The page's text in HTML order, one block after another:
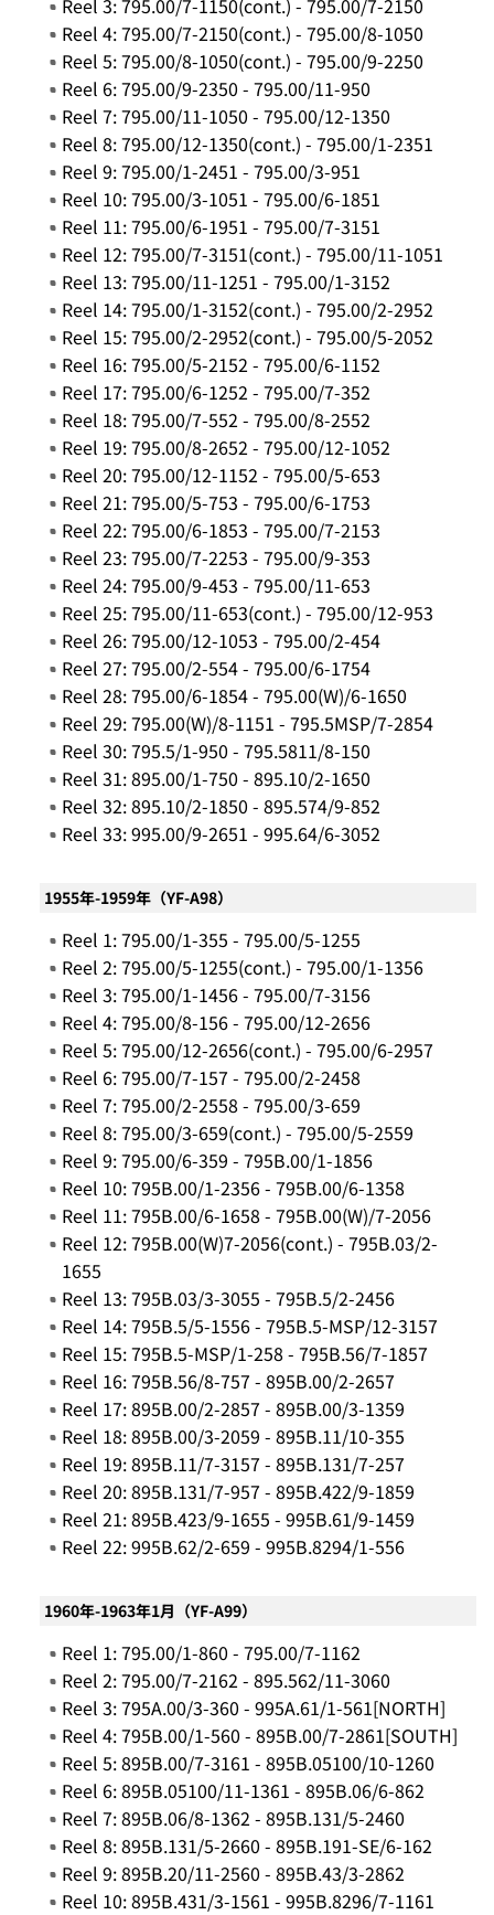
Reel 3: 795.00/7-1150(cont.) - 795.00/7-2150
Reel 4: 795.00/7-2150(cont.) - 795.00/8-1050
Reel 5: 795.00/8-1050(cont.) - 795.00/9-2250
Reel 6: 795.00/9-2350 - 795.00/11-950
Reel 7: 795.00/11-1050 - 795.00/12-1350
Reel 8: 795.00/12-1350(cont.) - 795.00/1-2351
Reel 9: 795.00/1-2451 - 795.00/3-951
Reel 10: 795.00/3-1051 - 795.00/6-1851
Reel 11: 795.00/6-1951 - 795.00/7-3151
Reel 12: 795.00/7-3151(cont.) - 795.00/11-1051
Reel 13: 795.00/11-1251 - 795.00/1-3152
Reel 14: 795.00/1-3152(cont.) - 795.00/2-2952
Reel 15: 795.00/2-2952(cont.) - 795.00/5-2052
Reel 16: 795.00/5-2152 - 795.00/6-1152
Reel 17: 795.00/6-1252 - 795.00/7-352
Reel 18: 795.00/7-552 - 795.00/8-2552
Reel 19: 795.00/8-2652 - 795.00/12-1052
Reel 20: 795.00/12-1152 - 795.00/5-653
Reel 21: 795.00/5-753 - 795.00/6-1753
Reel 22: 795.00/6-1853 - 795.00/7-2153
Reel 23: 795.00/7-2253 - 795.00/9-353
Reel 24: 795.00/9-453 - 795.00/11-653
Reel 25: 795.00/11-653(cont.) - 795.00/12-953
Reel 26: 795.00/12-1053 - 795.00/2-454
Reel 27: 795.00/2-554 - 795.00/6-1754
Reel 28: 795.00/6-1854 - 795.00(W)/6-1650
Reel 29: 795.00(W)/8-1151 - 795.5MSP/7-2854
Reel 30: 795.5/1-950 - 795.5811/8-150
Reel 31: 895.00/1-750 - 895.10/2-1650
Reel 32: 895.10/2-1850 - 895.574/9-852
Reel 33: 995.00/9-2651 - 995.64/6-3052
1955年-1959年（YF-A98）
Reel 1: 795.00/1-355 - 795.00/5-1255
Reel 2: 795.00/5-1255(cont.) - 795.00/1-1356
Reel 3: 795.00/1-1456 - 795.00/7-3156
Reel 4: 795.00/8-156 - 795.00/12-2656
Reel 5: 795.00/12-2656(cont.) - 795.00/6-2957
Reel 6: 795.00/7-157 - 795.00/2-2458
Reel 7: 795.00/2-2558 - 795.00/3-659
Reel 8: 795.00/3-659(cont.) - 795.00/5-2559
Reel 9: 795.00/6-359 - 795B.00/1-1856
Reel 10: 795B.00/1-2356 - 795B.00/6-1358
Reel 11: 795B.00/6-1658 - 795B.00(W)/7-2056
Reel 12: 795B.00(W)7-2056(cont.) - 795B.03/2-
1655
Reel 13: 795B.03/3-3055 - 795B.5/2-2456
Reel 14: 795B.5/5-1556 - 795B.5-MSP/12-3157
Reel 15: 795B.5-MSP/1-258 - 795B.56/7-1857
Reel 16: 795B.56/8-757 - 895B.00/2-2657
Reel 17: 895B.00/2-2857 - 895B.00/3-1359
Reel 18: 895B.00/3-2059 - 895B.11/10-355
Reel 19: 895B.11/7-3157 - 895B.131/7-257
Reel 20: 895B.131/7-957 - 895B.422/9-1859
Reel 21: 895B.423/9-1655 - 995B.61/9-1459
Reel 22: 995B.62/2-659 - 995B.8294/1-556
1960年-1963年1月（YF-A99）
Reel 1: 795.00/1-860 - 795.00/7-1162
Reel 2: 795.00/7-2162 - 895.562/11-3060
Reel 3: 795A.00/3-360 - 995A.61/1-561[NORTH]
Reel 4: 795B.00/1-560 - 895B.00/7-2861[SOUTH]
Reel 5: 895B.00/7-3161 - 895B.05100/10-1260
Reel 6: 895B.05100/11-1361 - 895B.06/6-862
Reel 7: 895B.06/8-1362 - 895B.131/5-2460
Reel 8: 895B.131/5-2660 - 895B.191-SE/6-162
Reel 9: 895B.20/11-2560 - 895B.43/3-2862
Reel 10: 895B.431/3-1561 - 995B.8296/7-1161